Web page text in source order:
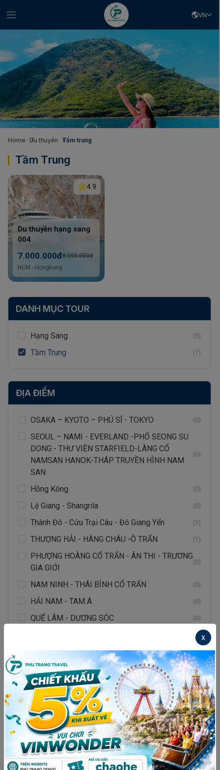
VN
Home Du thuyền Tầm trung
DANH MỤC TOUR
Hạng Sang (5)
Tầm Trung (1)
ĐỊA ĐIỂM
OSAKA – KYOTO – PHÚ SĨ - TOKYO (0)
SEOUL – NAMI - EVERLAND -PHỐ SEONG SU
DONG - THƯ VIỆN STARFIELD-LÀNG CỔ
NAMSAN HANOK-THÁP TRUYỀN HÌNH NAM
SAN
(0)
Hồng Kông (0)
Lệ Giang - Shangrila (0)
Thành Đô - Cửu Trại Câu - Đô Giang Yển (1)
THƯỢNG HẢI - HÀNG CHÂU -Ô TRẤN (1)
PHƯỢNG HOÀNG CỔ TRẤN - ÂN THI - TRƯƠNG
GIA GIỚI
(0)
NAM NINH - THÁI BÌNH CỔ TRẤN (0)
HẢI NAM - TAM Á (0)
QUẾ LÂM - DƯƠNG SÓC (0)
(0)
BẮC KINH - THẠCH GIA TRANG (1)
Hà Nội - Singapore (0)
Quy Nhơn (1)
Nhật Bản (2)
Thái Lan (1)
BUSAN– DU THUYỀN 5* YATCH- LÀNG CỔ
JEONJU HANOK- SEOUL- PHỐ SEONGSU
DONG-THÁP NAMSAN
(1)
Tầm Trung
4.9
Du thuyền hạng sang
004
7.000.000đ8.500.000đ
HCM - Hongkong
x